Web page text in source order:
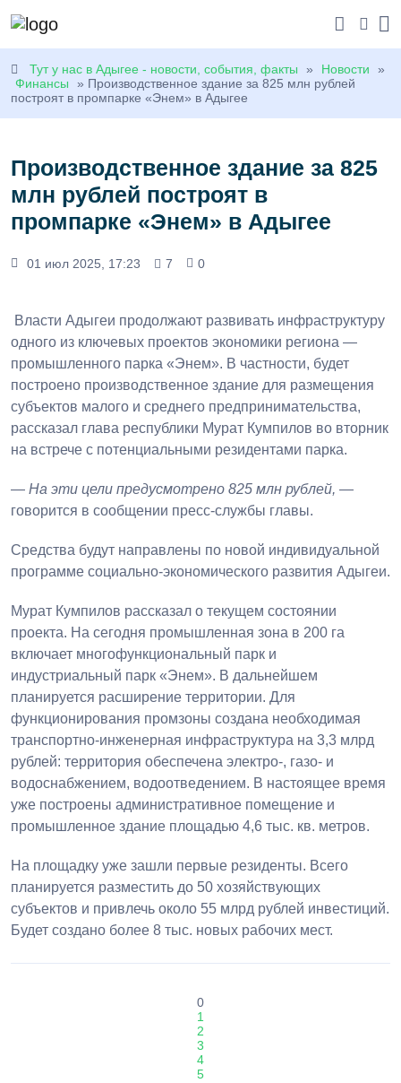
Тут у нас в Адыгее - новости, события, факты » Новости
»
Финансы
» Производственное здание за 825 млн рублей
построят в промпарке «Энем» в Адыгее
Производственное здание за 825
млн рублей построят в
промпарке «Энем» в Адыгее
01 июл 2025, 17:23 7 0
Власти Адыгеи продолжают развивать инфраструктуру
одного из ключевых проектов экономики региона —
промышленного парка «Энем». В частности, будет
построено производственное здание для размещения
субъектов малого и среднего предпринимательства,
рассказал глава республики Мурат Кумпилов во вторник
на встрече с потенциальными резидентами парка.
— На эти цели предусмотрено 825 млн рублей, —
говорится в сообщении пресс-службы главы.
Средства будут направлены по новой индивидуальной
программе социально-экономического развития Адыгеи.
Мурат Кумпилов рассказал о текущем состоянии
проекта. На сегодня промышленная зона в 200 га
включает многофункциональный парк и
индустриальный парк «Энем». В дальнейшем
планируется расширение территории. Для
функционирования промзоны создана необходимая
транспортно-инженерная инфраструктура на 3,3 млрд
рублей: территория обеспечена электро-, газо- и
водоснабжением, водоотведением. В настоящее время
уже построены административное помещение и
промышленное здание площадью 4,6 тыс. кв. метров.
На площадку уже зашли первые резиденты. Всего
планируется разместить до 50 хозяйствующих
субъектов и привлечь около 55 млрд рублей инвестиций.
Будет создано более 8 тыс. новых рабочих мест.
0
1
2
3
4
5